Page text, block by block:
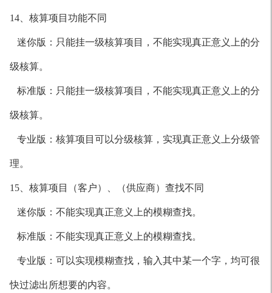
14、核算项目功能不同
迷你版：只能挂一级核算项目，不能实现真正意义上的分
级核算。
标准版：只能挂一级核算项目，不能实现真正意义上的分
级核算。
专业版：核算项目可以分级核算，实现真正意义上分级管
理。
15、核算项目（客户）、（供应商）查找不同
迷你版：不能实现真正意义上的模糊查找。
标准版：不能实现真正意义上的模糊查找。
专业版：可以实现模糊查找，输入其中某一个字，均可很
快过滤出所想要的内容。